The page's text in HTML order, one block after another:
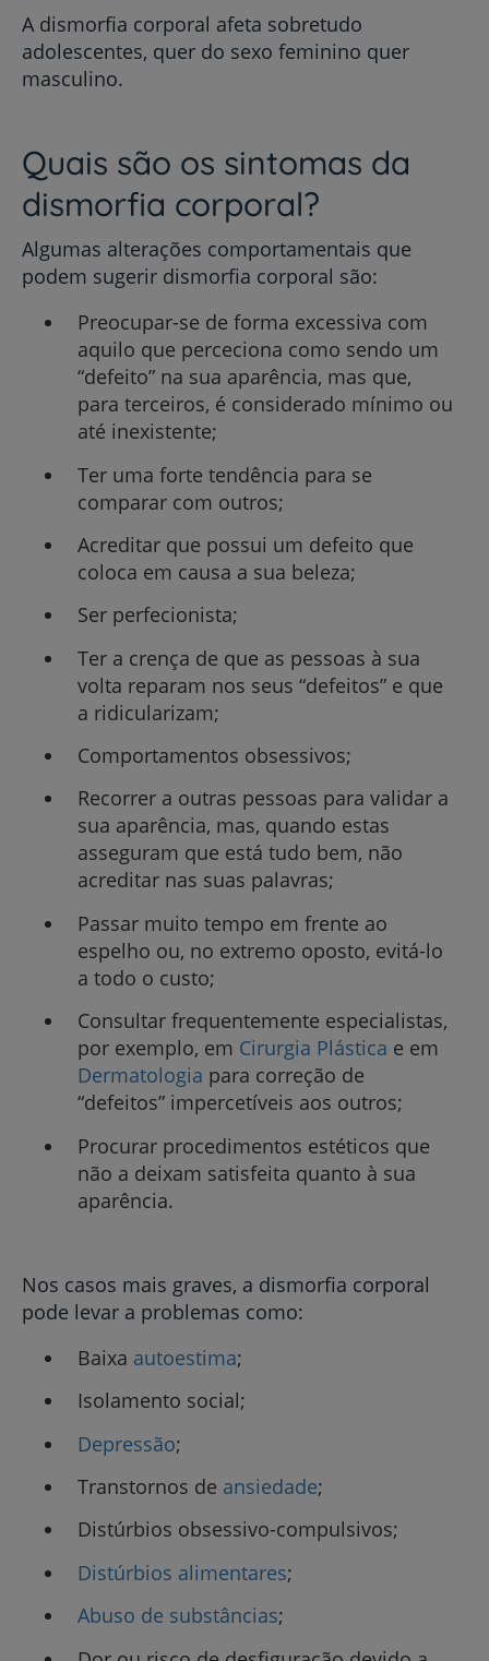
A dismorfia corporal afeta sobretudo
adolescentes, quer do sexo feminino quer
masculino.
Quais são os sintomas da
dismorfia corporal?
Algumas alterações comportamentais que
podem sugerir dismorfia corporal são:
Preocupar-se de forma excessiva com
aquilo que perceciona como sendo um
“defeito” na sua aparência, mas que,
para terceiros, é considerado mínimo ou
até inexistente;
Ter uma forte tendência para se
comparar com outros;
Acreditar que possui um defeito que
coloca em causa a sua beleza;
Ser perfecionista;
Ter a crença de que as pessoas à sua
volta reparam nos seus “defeitos” e que
a ridicularizam;
Comportamentos obsessivos;
Recorrer a outras pessoas para validar a
sua aparência, mas, quando estas
asseguram que está tudo bem, não
acreditar nas suas palavras;
Passar muito tempo em frente ao
espelho ou, no extremo oposto, evitá-lo
a todo o custo;
Consultar frequentemente especialistas,
por exemplo, em Cirurgia Plástica e em
Dermatologia para correção de
“defeitos” impercetíveis aos outros;
Procurar procedimentos estéticos que
não a deixam satisfeita quanto à sua
aparência.
Nos casos mais graves, a dismorfia corporal
pode levar a problemas como:
Baixa autoestima;
Isolamento social;
Depressão;
Transtornos de ansiedade;
Distúrbios obsessivo-compulsivos;
Distúrbios alimentares;
Abuso de substâncias;